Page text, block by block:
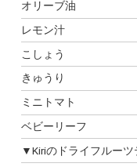
オリーブ油
レモン汁
こしょう
きゅうり
ミニトマト
ベビーリーフ
▼Kiriのドライフルーツ